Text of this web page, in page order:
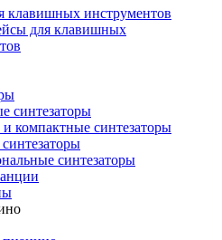
клавишных инструментов
для клавишных
синтезаторы
компактные синтезаторы
синтезаторы